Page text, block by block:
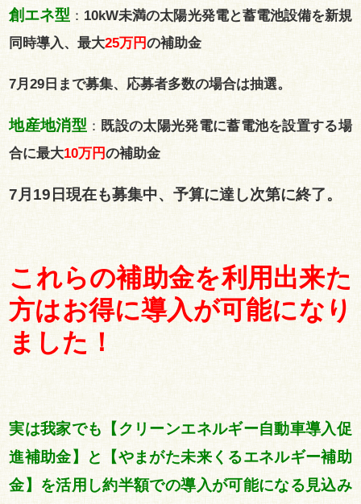
創エネ型 ： 10kW未満の太陽光発電と蓄電池設備を新規
同時導入、最大25万円の補助金
7月29日まで募集、応募者多数の場合は抽選。
地産地消型 ： 既設の太陽光発電に蓄電池を設置する場
合に最大10万円の補助金
7月19日現在も募集中、予算に達し次第に終了。
これらの補助金を利用出来た
方はお得に導入が可能になり
ました！
実は我家でも【クリーンエネルギー自動車導入促
進補助金】と【やまがた未来くるエネルギー補助
金】 を活用し約半額での導入が可能になる見込み